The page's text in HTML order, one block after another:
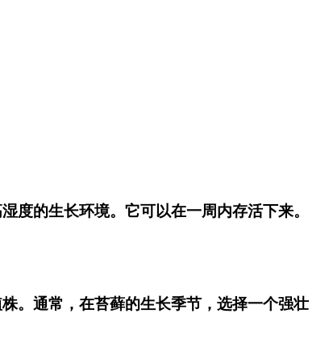
度的生长环境。它可以在一周内存活下来。
。通常，在苔藓的生长季节，选择一个强壮